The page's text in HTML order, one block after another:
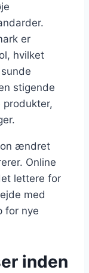
er
hvilket
stigende
produkter,
ændret
Online
lettere for
med
for nye
inden